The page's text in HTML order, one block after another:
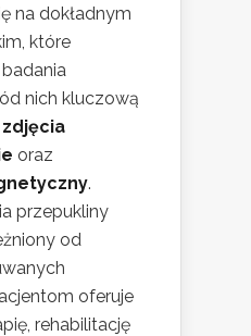
na dokładnym
które
nich kluczową
zdjęcia
oraz
.
przepukliny
od
oferuje
rehabilitację